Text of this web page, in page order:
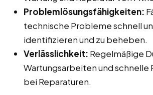
Problemlösungsfähigkeiten:
technische Probleme schnell
identifizieren und zu beheben.
Verlässlichkeit: Regelmäßige
Wartungsarbeiten und schnelle
bei Reparaturen.